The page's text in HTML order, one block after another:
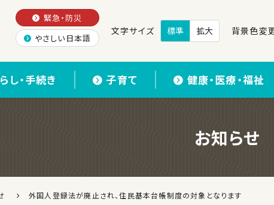
緊急・防災
やさしい日本語
文字サイズ 標準 拡大 背景色変
し・手続き 子育て 健康・医療・福祉
お知らせ
外国人登録法が廃止され、住民基本台帳制度の対象となります